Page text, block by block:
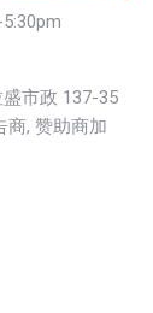
市政 137-35
商, 赞助商加